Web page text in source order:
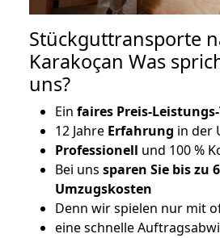
Stückguttransporte
Karakoçan Was
uns?
Ein faires Preis-
12 Jahre Erfahrung in der
Professionell und 100 %
Bei uns sparen Sie bis zu
Umzugskosten
Denn wir spielen nur mit
eine schnelle